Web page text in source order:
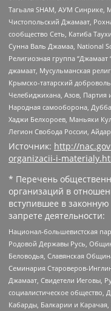
Тагьаля SHAM, АУМ Синрике,
Чистопольский Джамаат,
сообщество Сеть, Катиба
Сунна Валь Джамаа, National
Религиозная группа
джамаат, Мусульманская
Крымско-татарский
Челебиджихана, Азов, Партия
Народная самооборона,
Хаджи Белхороев, Маньяки
Легион Свобода России,
Источник: http://
organizacii-i-
* Перечень
организаций в
вступившее в
запрете деятельности:
Национал-большевистская
Родовой Державы Русь,
Беловодья, Славянская
Семинария Староверов-
Джамаат, Свидетели Иеговы,
социалистическое общество,
Кабарды, Балкарии и